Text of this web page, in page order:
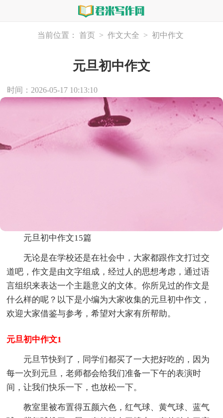
当前位置： 首页 > 作文大全 > 初中作文
元旦初中作文
时间：2026-05-17 10:13:10
元旦初中作文15篇
无论是在学校还是在社会中，大家都跟作文打过交
道吧，作文是由文字组成，经过人的思想考虑，通过语
言组织来表达一个主题意义的文体。你所见过的作文是
什么样的呢？以下是小编为大家收集的元旦初中作文，
欢迎大家借鉴与参考，希望对大家有所帮助。
元旦初中作文1
元旦节快到了，同学们都买了一大把好吃的，因为
每一次到元旦，老师都会给我们准备一下午的表演时
间，让我们快乐一下，也放松一下。
教室里被布置得五颜六色，红气球、黄气球、蓝气